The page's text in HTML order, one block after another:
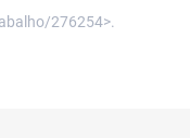
276254>.